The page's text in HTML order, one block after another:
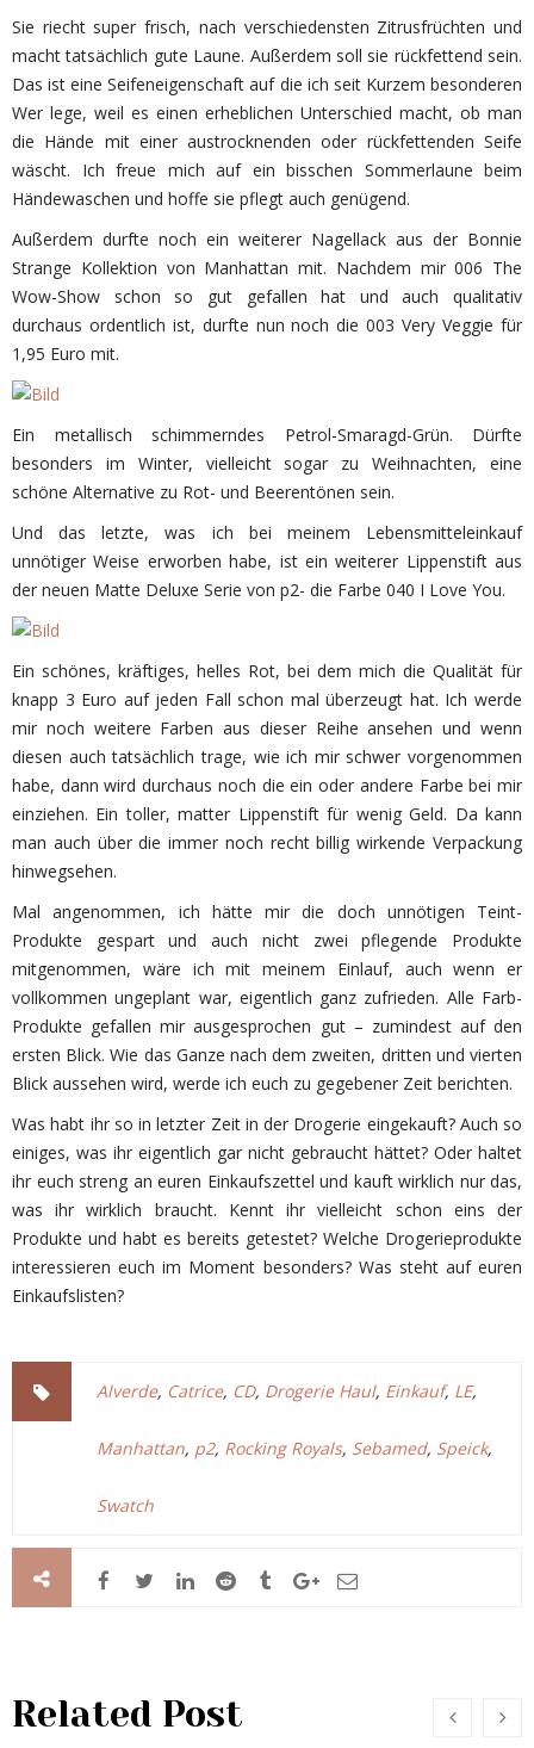
Sie riecht super frisch, nach verschiedensten Zitrusfrüchten und
macht tatsächlich gute Laune. Außerdem soll sie rückfettend sein.
Das ist eine Seifeneigenschaft auf die ich seit Kurzem besonderen
Wer lege, weil es einen erheblichen Unterschied macht, ob man
die Hände mit einer austrocknenden oder rückfettenden Seife
wäscht. Ich freue mich auf ein bisschen Sommerlaune beim
Händewaschen und hoffe sie pflegt auch genügend.
Außerdem durfte noch ein weiterer Nagellack aus der Bonnie
Strange Kollektion von Manhattan mit. Nachdem mir 006 The
Wow-Show schon so gut gefallen hat und auch qualitativ
durchaus ordentlich ist, durfte nun noch die 003 Very Veggie für
1,95 Euro mit.
Ein metallisch schimmerndes Petrol-Smaragd-Grün. Dürfte
besonders im Winter, vielleicht sogar zu Weihnachten, eine
schöne Alternative zu Rot- und Beerentönen sein.
Und das letzte, was ich bei meinem Lebensmitteleinkauf
unnötiger Weise erworben habe, ist ein weiterer Lippenstift aus
der neuen Matte Deluxe Serie von p2- die Farbe 040 I Love You.
Ein schönes, kräftiges, helles Rot, bei dem mich die Qualität für
knapp 3 Euro auf jeden Fall schon mal überzeugt hat. Ich werde
mir noch weitere Farben aus dieser Reihe ansehen und wenn
diesen auch tatsächlich trage, wie ich mir schwer vorgenommen
habe, dann wird durchaus noch die ein oder andere Farbe bei mir
einziehen. Ein toller, matter Lippenstift für wenig Geld. Da kann
man auch über die immer noch recht billig wirkende Verpackung
hinwegsehen.
Mal angenommen, ich hätte mir die doch unnötigen Teint-
Produkte gespart und auch nicht zwei pflegende Produkte
mitgenommen, wäre ich mit meinem Einlauf, auch wenn er
vollkommen ungeplant war, eigentlich ganz zufrieden. Alle Farb-
Produkte gefallen mir ausgesprochen gut – zumindest auf den
ersten Blick. Wie das Ganze nach dem zweiten, dritten und vierten
Blick aussehen wird, werde ich euch zu gegebener Zeit berichten.
Was habt ihr so in letzter Zeit in der Drogerie eingekauft? Auch so
einiges, was ihr eigentlich gar nicht gebraucht hättet? Oder haltet
ihr euch streng an euren Einkaufszettel und kauft wirklich nur das,
was ihr wirklich braucht. Kennt ihr vielleicht schon eins der
Produkte und habt es bereits getestet? Welche Drogerieprodukte
interessieren euch im Moment besonders? Was steht auf euren
Einkaufslisten?
Alverde, Catrice, CD, Drogerie Haul, Einkauf, LE,
Manhattan, p2, Rocking Royals, Sebamed, Speick,
Swatch
Related Post